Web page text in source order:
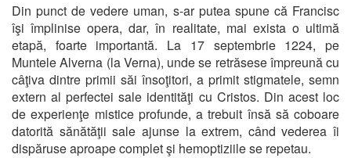
Din punct de vedere uman, s-ar putea spune că Francisc
îşi împlinise opera, dar, în realitate, mai exista o ultimă
etapă, foarte importantă. La 17 septembrie 1224, pe
Muntele Alverna (la Verna), unde se retrăsese împreună cu
câţiva dintre primii săi însoţitori, a primit stigmatele, semn
extern al perfectei sale identităţi cu Cristos. Din acest loc
de experienţe mistice profunde, a trebuit însă să coboare
datorită sănătăţii sale ajunse la extrem, când vederea îi
dispăruse aproape complet şi hemoptiziile se repetau.